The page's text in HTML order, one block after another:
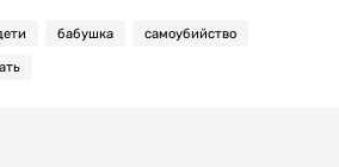
бабушка самоубийство